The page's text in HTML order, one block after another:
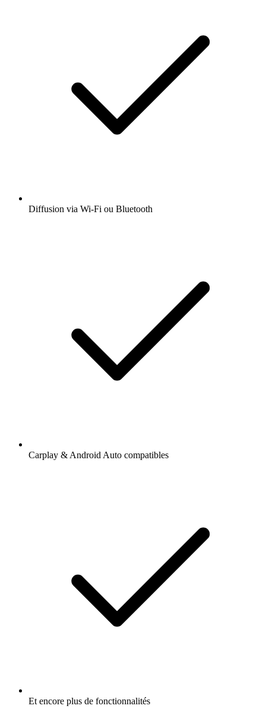
Diffusion via Wi-Fi ou Bluetooth
Carplay & Android Auto compatibles
Et encore plus de fonctionnalités